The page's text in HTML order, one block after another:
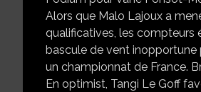
Alors que Malo Lajoux a
qualificatives, les compteurs
bascule de vent inopportune
un championnat de France.
En optimist, Tangi Le Goff